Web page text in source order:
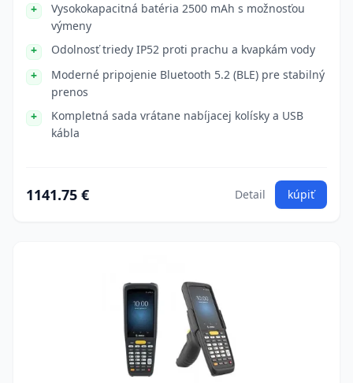
Vysokokapacitná batéria 2500 mAh s možnosťou
výmeny
Odolnosť triedy IP52 proti prachu a kvapkám vody
Moderné pripojenie Bluetooth 5.2 (BLE) pre stabilný
prenos
Kompletná sada vrátane nabíjacej kolísky a USB
kábla
1141.75 € Detail kúpiť